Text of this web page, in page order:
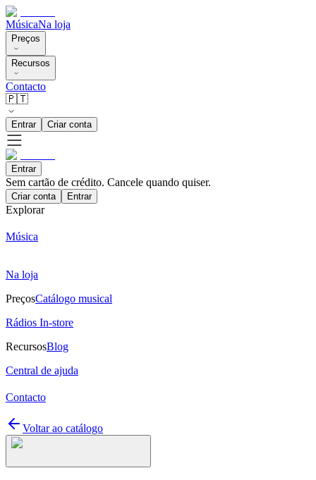
MúsicaNa loja
Preços
Recursos
Contacto
🇵🇹
Entrar Criar conta
Entrar
Sem cartão de crédito. Cancele quando quiser.
Criar conta Entrar
Explorar
Música
Na loja
PreçosCatálogo musical
Rádios In-store
RecursosBlog
Central de ajuda
Contacto
Voltar ao catálogo